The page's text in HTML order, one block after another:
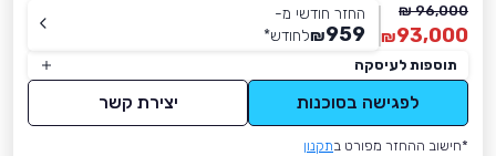
96,000 ₪
93,000
₪
החזר חודשי מ-
959
₪לחודש*
תוספות לעיסקה
לפגישה בסוכנות יצירת קשר
*חישוב ההחזר מפורט בתקנון